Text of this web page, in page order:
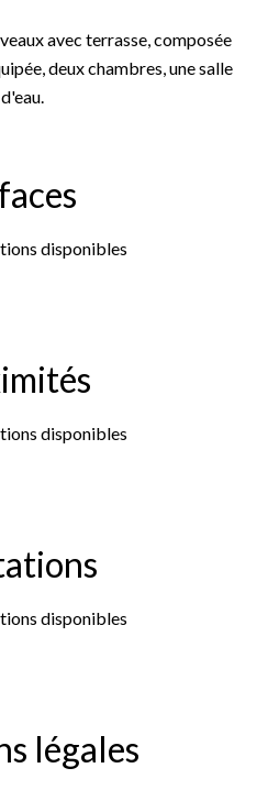
avec terrasse, composée
deux chambres, une salle
d'eau.
disponibles
disponibles
disponibles
légales